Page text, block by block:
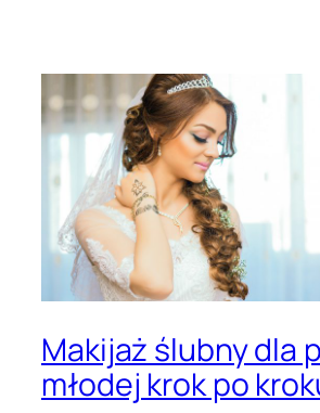
Makijaż ślubny dla
młodej krok po